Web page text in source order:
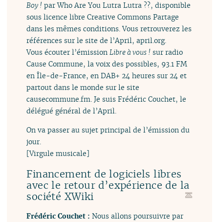
Boy ! par Who Are You Lutra Lutra ??, disponible
sous licence libre Creative Commons Partage
dans les mêmes conditions. Vous retrouverez les
références sur le site de l’April, april.org.
Vous écouter l’émissionLibre à vous ! sur radio
Cause Commune, la voix des possibles, 93.1 FM
en Île-de-France, en DAB+ 24 heures sur 24 et
partout dans le monde sur le site
causecommune.fm. Je suis Frédéric Couchet, le
délégué général de l’April.
On va passer au sujet principal de l’émission du
jour.
[Virgule musicale]
Financement de logiciels libres
avec le retour d’expérience de la
société XWiki
Frédéric Couchet :Nous allons poursuivre par